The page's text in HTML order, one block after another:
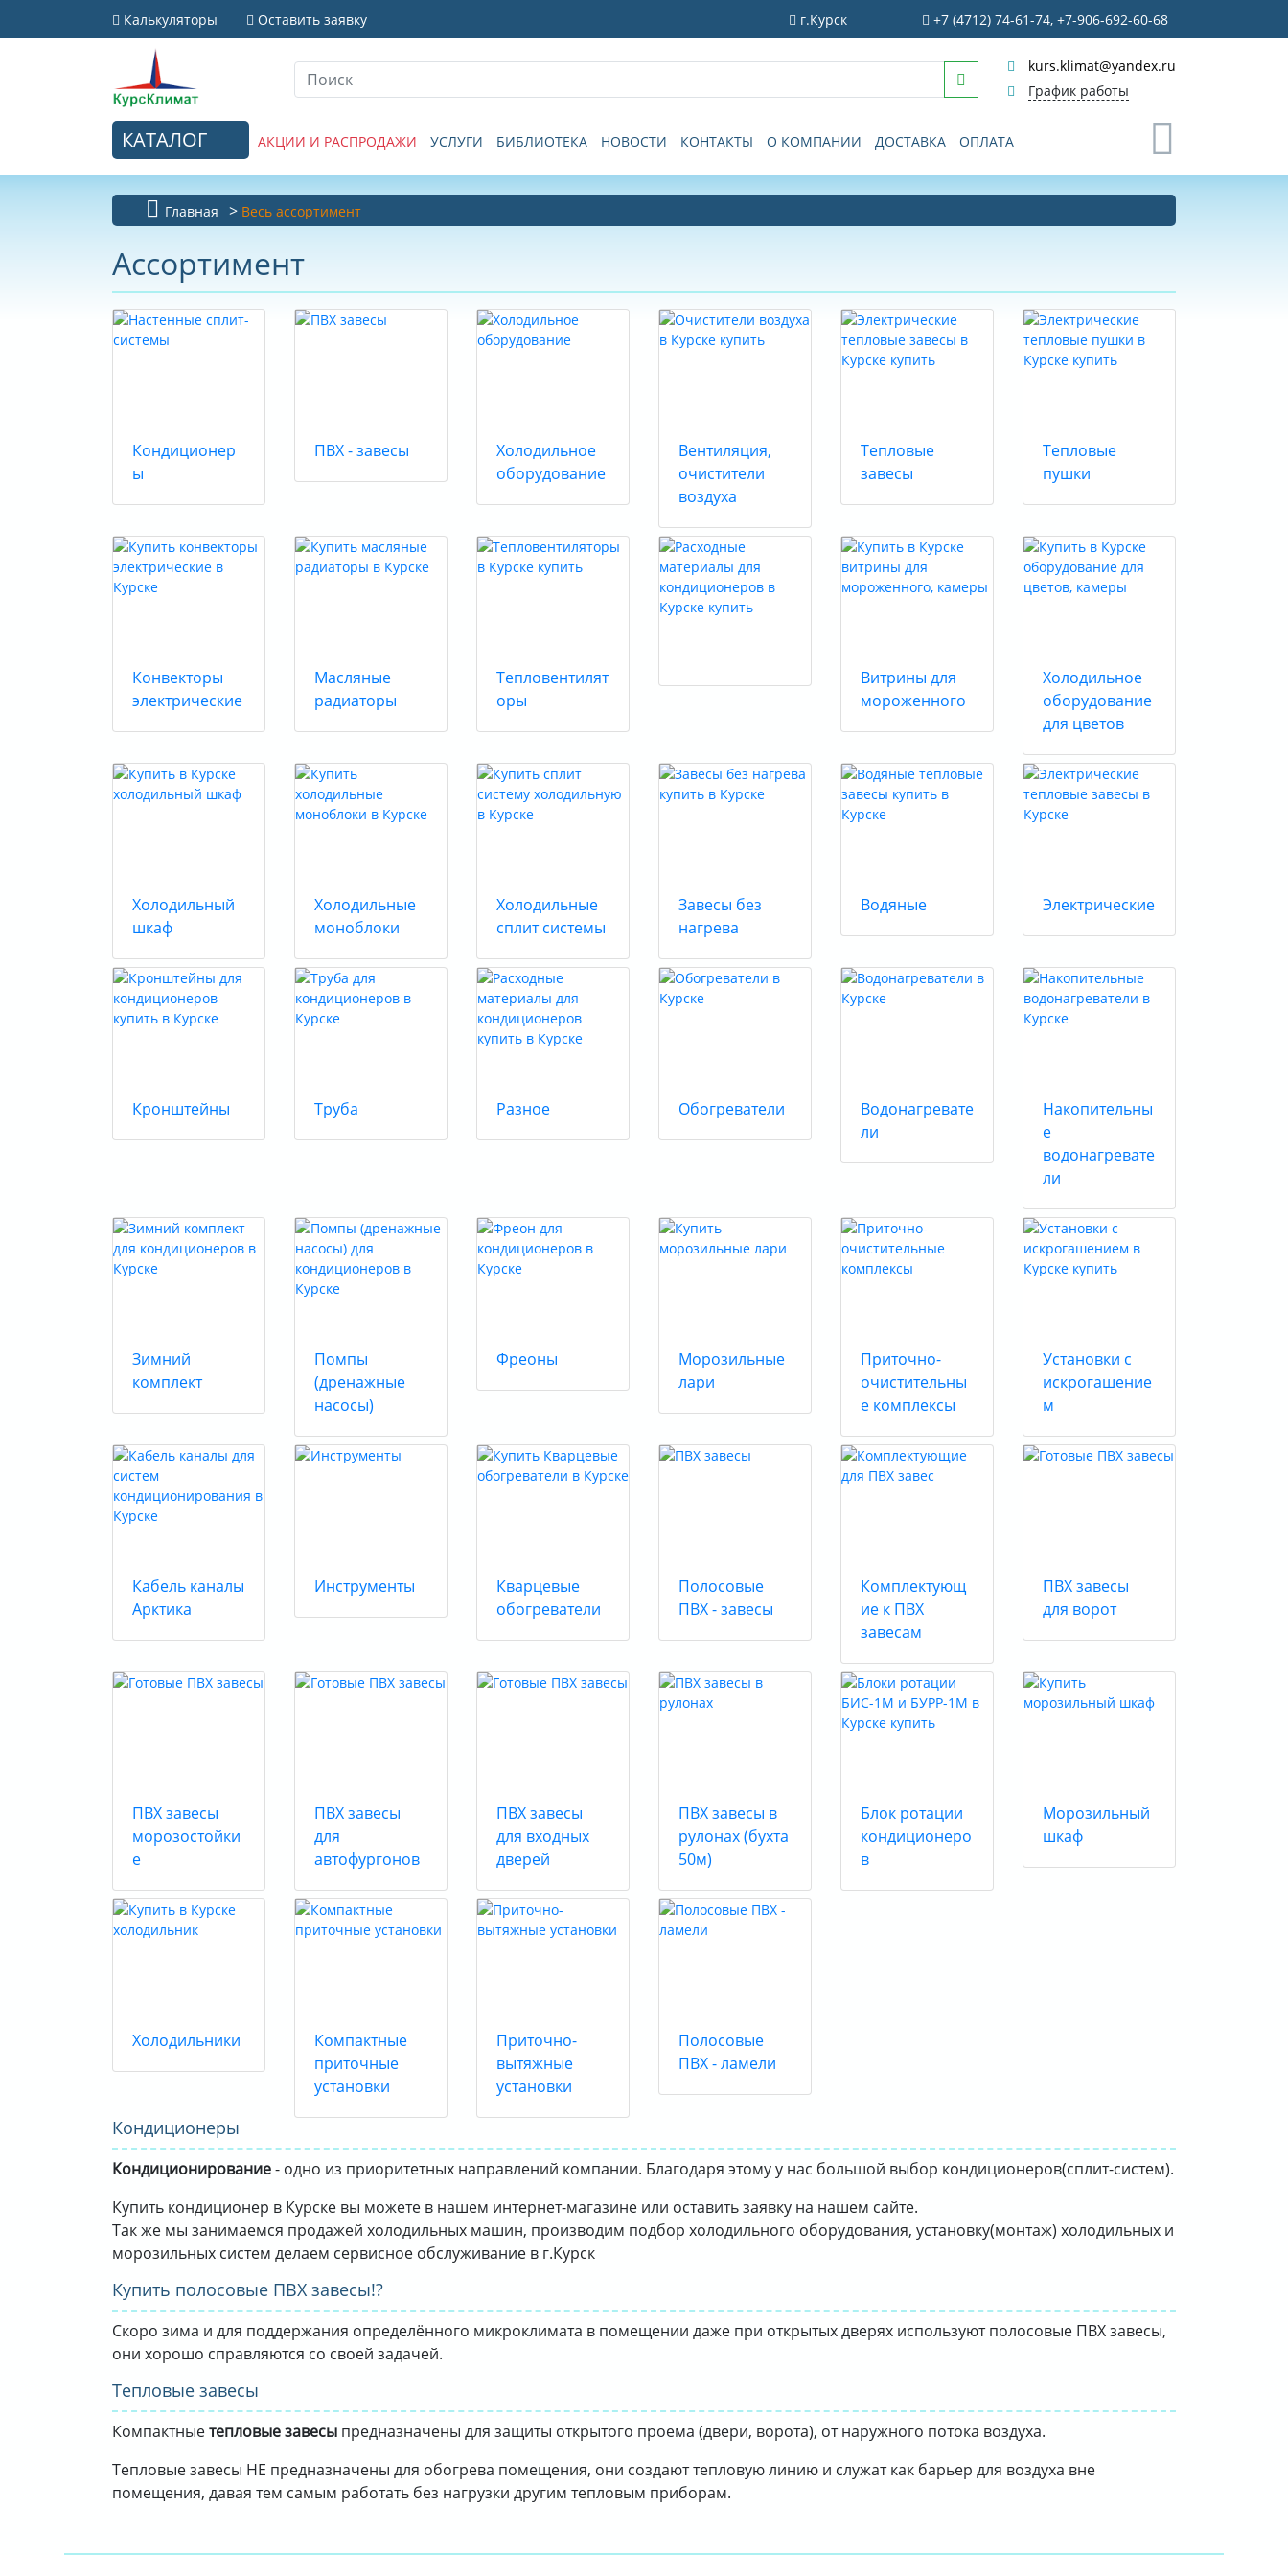
Калькуляторы Оставить заявку г.Курск +7 (4712) 74-61-74, +7-906-692-60-68
kurs.klimat@yandex.ru
График работы
КАТАЛОГ АКЦИИ И РАСПРОДАЖИ УСЛУГИ БИБЛИОТЕКА НОВОСТИ КОНТАКТЫ О КОМПАНИИ ДОСТАВКА ОПЛАТА
Главная Весь ассортимент
Ассортимент
Кондиционер
ы
ПВХ - завесы
Холодильное
оборудование
Вентиляция,
очистители
воздуха
Тепловые
завесы
Тепловые
пушки
Конвекторы
электрические
Масляные
радиаторы
Тепловентилят
оры
Витрины для
мороженного
Холодильное
оборудование
для цветов
Холодильный
шкаф
Холодильные
моноблоки
Холодильные
сплит системы
Завесы без
нагрева
Водяные Электрические
Кронштейны Труба Разное Обогреватели
Водонагревате
ли
Накопительны
е
водонагревате
ли
Зимний
комплект
Помпы
(дренажные
насосы)
Фреоны
Морозильные
лари
Приточно-
очистительны
е комплексы
Установки с
искрогашение
м
Кабель каналы
Арктика
Инструменты
Кварцевые
обогреватели
Полосовые
ПВХ - завесы
Комплектующ
ие к ПВХ
завесам
ПВХ завесы
для ворот
ПВХ завесы
морозостойки
е
ПВХ завесы
для
автофургонов
ПВХ завесы
для входных
дверей
ПВХ завесы в
рулонах (бухта
50м)
Блок ротации
кондиционеро
в
Морозильный
шкаф
Холодильники
Компактные
приточные
установки
Приточно-
вытяжные
установки
Полосовые
ПВХ - ламели
Кондиционеры
Кондиционирование- одно из приоритетных направлений компании. Благодаря этому у нас большой выбор кондиционеров(сплит-систем).
Купить кондиционер в Курске вы можете в нашем интернет-магазине или оставить заявку на нашем сайте.
Так же мы занимаемся продажей холодильных машин, производим подбор холодильного оборудования, установку(монтаж) холодильных и
морозильных систем делаем сервисное обслуживание в г.Курск
Купить полосовые ПВХ завесы!?
Скоро зима и для поддержания определённого микроклимата в помещении даже при открытых дверях используют полосовые ПВХ завесы,
они хорошо справляются со своей задачей.
Тепловые завесы
Компактныетепловые завесы предназначены для защиты открытого проема (двери, ворота), от наружного потока воздуха.
Тепловые завесы НЕ предназначены для обогрева помещения, они создают тепловую линию и служат как барьер для воздуха вне
помещения, давая тем самым работать без нагрузки другим тепловым приборам.